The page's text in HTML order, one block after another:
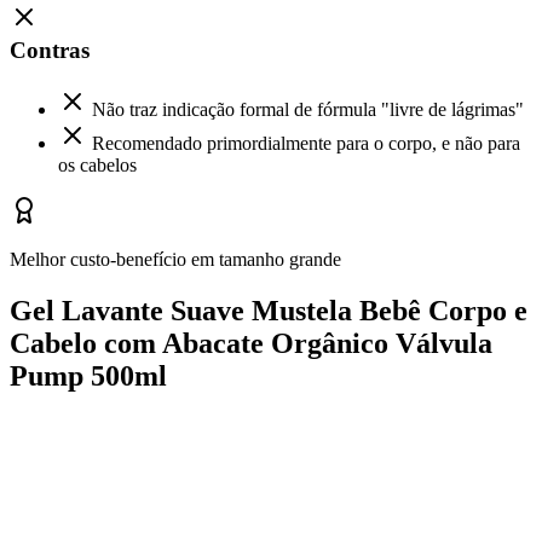
Contras
Não traz indicação formal de fórmula "livre de lágrimas"
Recomendado primordialmente para o corpo, e não para
os cabelos
Melhor custo-benefício em tamanho grande
Gel Lavante Suave Mustela Bebê Corpo e
Cabelo com Abacate Orgânico Válvula
Pump 500ml